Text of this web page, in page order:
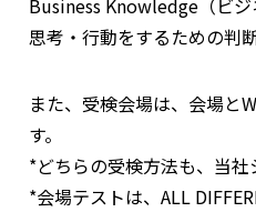
思考・行動をするための判
また、受検会場は、会場と
す。
*どちらの受検方法も、当社
*会場テストは、ALL